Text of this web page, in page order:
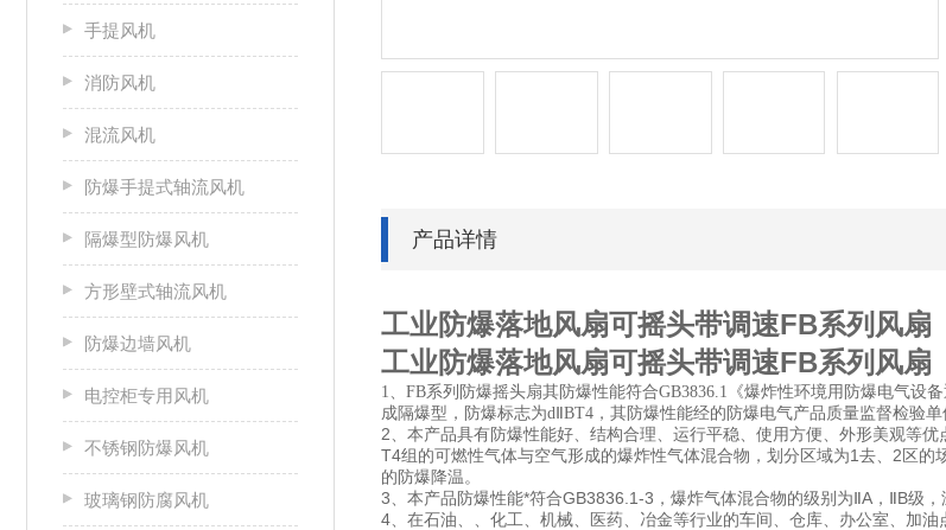
手提风机
消防风机
混流风机
防爆手提式轴流风机
隔爆型防爆风机
方形壁式轴流风机
防爆边墙风机
电控柜专用风机
不锈钢防爆风机
玻璃钢防腐风机
产品详情
工业防爆落地风扇可摇头带调速FB系列风扇
工业防爆落地风扇可摇头带调速FB系列风扇
1、FB系列防爆摇头扇其防爆性能符合GB3836.1《爆炸性环境用防爆电气设
成隔爆型，防爆标志为dⅡBT4，其防爆性能经的防爆电气产品质量监督检验
2、本产品具有防爆性能好、结构合理、运行平稳、使用方便、外形美观等
T4组的可燃性气体与空气形成的爆炸性气体混合物，划分区域为1去、2区
的防爆降温。
3、本产品防爆性能*符合GB3836.1-3，爆炸气体混合物的级别为ⅡA，ⅡB级，
4、在石油、、化工、机械、医药、冶金等行业的车间、仓库、办公室、加油